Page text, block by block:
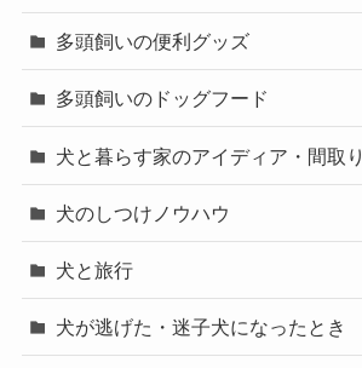
多頭飼いの便利グッズ
多頭飼いのドッグフード
犬と暮らす家のアイディア・間取り
犬のしつけノウハウ
犬と旅行
犬が逃げた・迷子犬になったとき